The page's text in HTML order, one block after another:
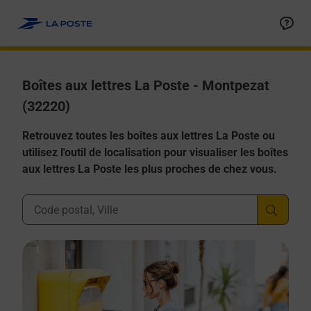
Boîtes aux lettres La Poste - Montpezat
(32220)
Retrouvez toutes les boîtes aux lettres La Poste ou
utilisez l'outil de localisation pour visualiser les boîtes
aux lettres La Poste les plus proches de chez vous.
Ville, Département, Code Postal